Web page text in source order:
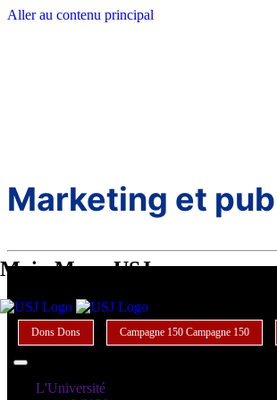
Aller au contenu principal
Main Menu USJ
Dons Dons Campagne 150 Campagne 150
L'Université
Marketing et